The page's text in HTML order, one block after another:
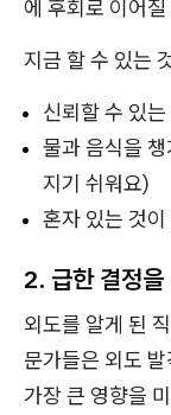
에 후회로 이어
지금 할 수 있는
신뢰할 수 있
물과 음식을
지기 쉬워요)
혼자 있는 것
2. 급한 결정을
외도를 알게 된
문가들은 외도
가장 큰 영향을